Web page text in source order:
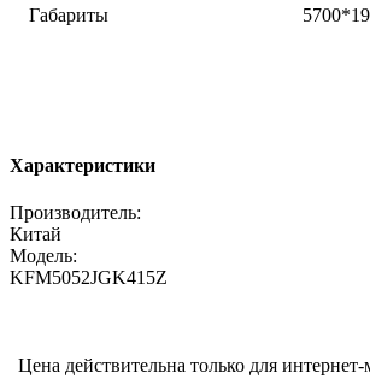
Габариты
Характеристики
Производитель:
Китай
Модель:
KFM5052JGK415Z
Цена действительна только для